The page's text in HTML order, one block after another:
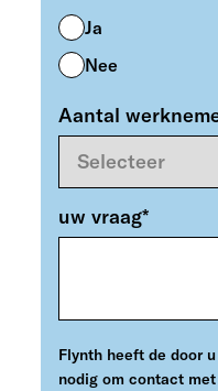
Ja
Nee
Aantal
uw vraag*
Flynth heeft de door
nodig om contact